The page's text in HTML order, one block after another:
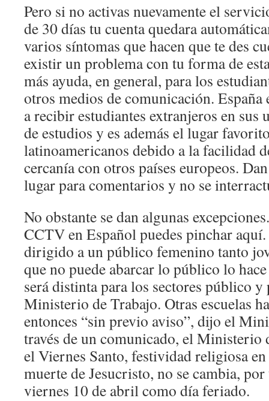
Pero si no activas nuevamente el
de 30 días tu cuenta quedara
varios síntomas que hacen que te des
existir un problema con tu forma de
más ayuda, en general, para los
otros medios de comunicación.
a recibir estudiantes extranjeros en sus
de estudios y es además el lugar
latinoamericanos debido a la facilidad
cercanía con otros países europeos.
lugar para comentarios y no se
No obstante se dan algunas
CCTV en Español puedes pinchar
dirigido a un público femenino tanto
que no puede abarcar lo público lo
será distinta para los sectores público
Ministerio de Trabajo. Otras escuelas
entonces “sin previo aviso”, dijo el
través de un comunicado, el Ministerio
el Viernes Santo, festividad religiosa
muerte de Jesucristo, no se cambia,
viernes 10 de abril como día feriado.